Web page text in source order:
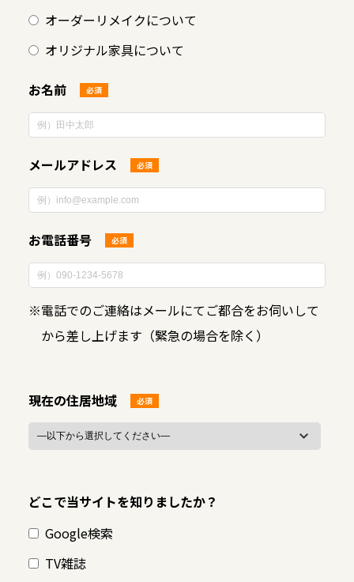
オーダーリメイクについて
オリジナル家具について
お名前 必須
メールアドレス 必須
お電話番号 必須
※電話でのご連絡はメールにてご都合をお伺いして
から差し上げます（緊急の場合を除く）
現在の住居地域 必須
どこで当サイトを知りましたか？
Google検索
TV雑誌